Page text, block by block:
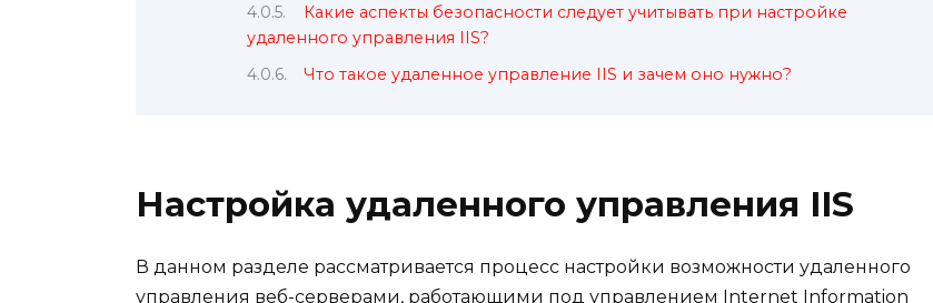
Какие аспекты безопасности следует учитывать при настройке
удаленного управления IIS?
Что такое удаленное управление IIS и зачем оно нужно?
Настройка удаленного управления IIS
В данном разделе рассматривается процесс настройки возможности удаленного
управления веб-серверами, работающими под управлением Internet Information